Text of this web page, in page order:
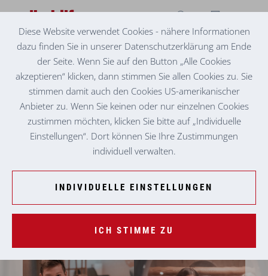
VOLKSHILFE EHRENAMT
IM URLAUB "KRAFT GETANKT"
Diese Website verwendet Cookies - nähere Informationen
dazu finden Sie in unserer Datenschutzerklärung am Ende
der Seite. Wenn Sie auf den Button „Alle Cookies
akzeptieren“ klicken, dann stimmen Sie allen Cookies zu. Sie
stimmen damit auch den Cookies US-amerikanischer
Anbieter zu. Wenn Sie keinen oder nur einzelnen Cookies
zustimmen möchten, klicken Sie bitte auf „Individuelle
Einstellungen“. Dort können Sie Ihre Zustimmungen
individuell verwalten.
INDIVIDUELLE EINSTELLUNGEN
ICH STIMME ZU